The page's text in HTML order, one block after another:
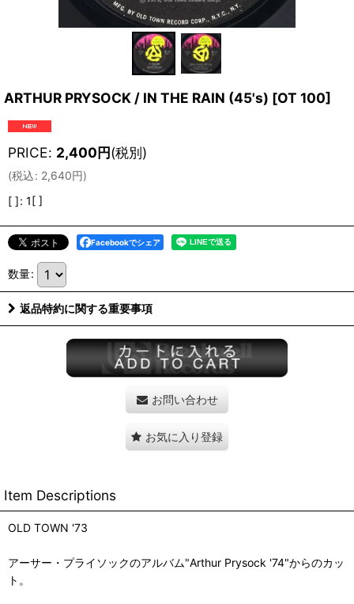
ARTHUR PRYSOCK / IN THE RAIN (45's) [OT 100]
PRICE: 2,400円(税別)
(税込: 2,640円)
[ ]: 1[ ]
Facebookでシェア
数量:
返品特約に関する重要事項
お問い合わせ
お気に入り登録
Item Descriptions
OLD TOWN '73
アーサー・プライソックのアルバム"Arthur Prysock '74"からのカッ
ト。